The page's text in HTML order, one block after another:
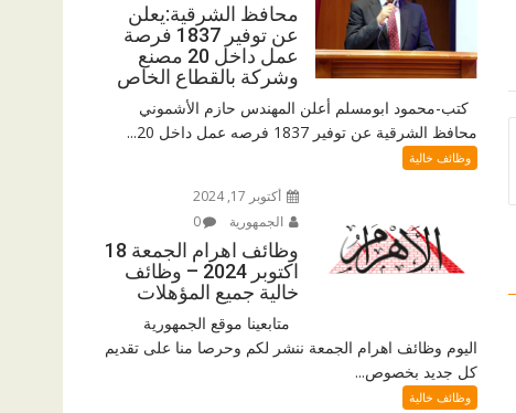
محافظ الشرقية:يعلن
عن توفير 1837 فرصة
عمل داخل 20 مصنع
وشركة بالقطاع الخاص
كتب-محمود ابومسلم أعلن المهندس حازم الأشموني
محافظ الشرقية عن توفير 1837 فرصه عمل داخل 20...
وظائف خالية
أكتوبر 17, 2024
الجمهورية
0
وظائف اهرام الجمعة 18
اكتوبر 2024 – وظائف
خالية جميع المؤهلات
متابعينا موقع الجمهورية
اليوم وظائف اهرام الجمعة ننشر لكم وحرصا منا على تقديم
كل جديد بخصوص...
وظائف خالية